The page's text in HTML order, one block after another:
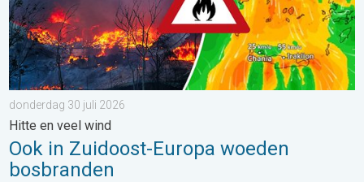
donderdag 30 juli 2026
Hitte en veel wind
Ook in Zuidoost-Europa woeden
bosbranden